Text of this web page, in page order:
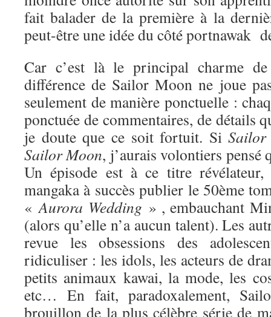
fait balader de la première à la
peut-être une idée du côté portnawak
Car c’est là le principal charme
différence de Sailor Moon ne joue
seulement de manière ponctuelle :
ponctuée de commentaires, de détails
je doute que ce soit fortuit. Si
Sailor Moon, j’aurais volontiers pensé
Un épisode est à ce titre
mangaka à succès publier le 50ème
«Aurora Wedding » , embauchant
(alors qu’elle n’a aucun talent). Les
revue les obsessions des
ridiculiser : les idols, les acteurs de
petits animaux kawai, la mode, les
etc… En fait, paradoxalement,
brouillon de la plus célèbre série de